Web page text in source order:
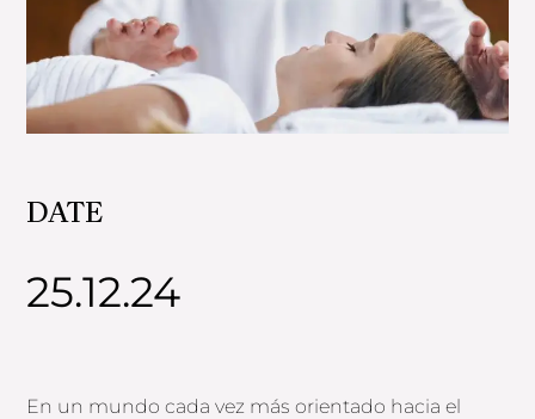
DATE
25.12.24
En un mundo cada vez más orientado hacia el